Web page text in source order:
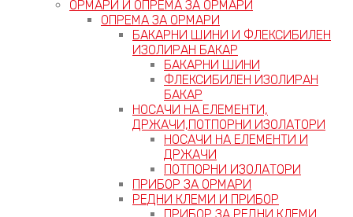
ОРМАРИ И ОПРЕМА ЗА ОРМАРИ
ОПРЕМА ЗА ОРМАРИ
БАКАРНИ ШИНИ И ФЛЕКСИБИЛЕН
ИЗОЛИРАН БАКАР
БАКАРНИ ШИНИ
ФЛЕКСИБИЛЕН ИЗОЛИРАН
БАКАР
НОСАЧИ НА ЕЛЕМЕНТИ,
ДРЖАЧИ,ПОТПОРНИ ИЗОЛАТОРИ
НОСАЧИ НА ЕЛЕМЕНТИ И
ДРЖАЧИ
ПОТПОРНИ ИЗОЛАТОРИ
ПРИБОР ЗА ОРМАРИ
РЕДНИ КЛЕМИ И ПРИБОР